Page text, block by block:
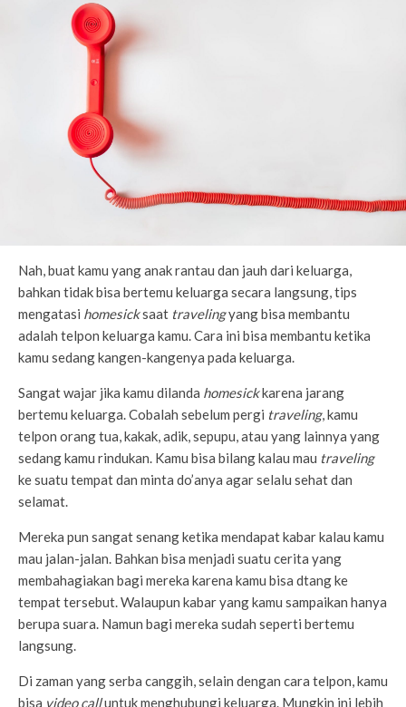
Nah, buat kamu yang anak rantau dan jauh dari keluarga,
bahkan tidak bisa bertemu keluarga secara langsung, tips
mengatasi homesicksaat travelingyang bisa membantu
adalah telpon keluarga kamu. Cara ini bisa membantu ketika
kamu sedang kangen-kangenya pada keluarga.
Sangat wajar jika kamu dilanda homesickkarena jarang
bertemu keluarga. Cobalah sebelum pergi traveling, kamu
telpon orang tua, kakak, adik, sepupu, atau yang lainnya yang
sedang kamu rindukan. Kamu bisa bilang kalau mau traveling
ke suatu tempat dan minta do’anya agar selalu sehat dan
selamat.
Mereka pun sangat senang ketika mendapat kabar kalau kamu
mau jalan-jalan. Bahkan bisa menjadi suatu cerita yang
membahagiakan bagi mereka karena kamu bisa dtang ke
tempat tersebut. Walaupun kabar yang kamu sampaikan hanya
berupa suara. Namun bagi mereka sudah seperti bertemu
langsung.
Di zaman yang serba canggih, selain dengan cara telpon, kamu
bisa video calluntuk menghubungi keluarga. Mungkin ini lebih